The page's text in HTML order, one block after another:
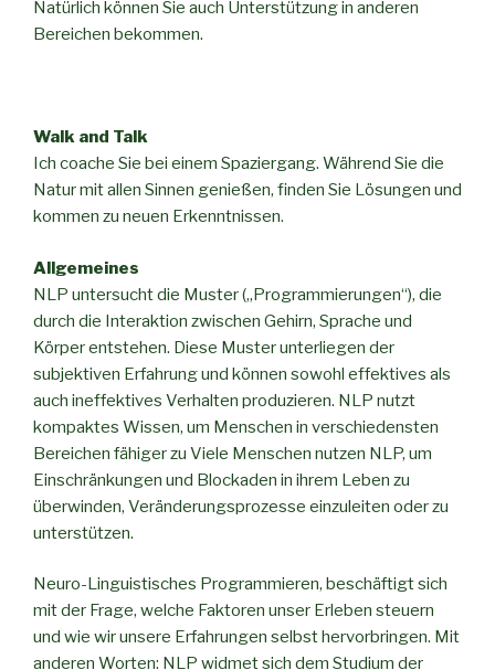
Natürlich können Sie auch Unterstützung in anderen
Bereichen bekommen.
Walk and Talk
Ich coache Sie bei einem Spaziergang. Während Sie die
Natur mit allen Sinnen genießen, finden Sie Lösungen und
kommen zu neuen Erkenntnissen.
Allgemeines
NLP untersucht die Muster („Programmierungen“), die
durch die Interaktion zwischen Gehirn, Sprache und
Körper entstehen. Diese Muster unterliegen der
subjektiven Erfahrung und können sowohl effektives als
auch ineffektives Verhalten produzieren. NLP nutzt
kompaktes Wissen, um Menschen in verschiedensten
Bereichen fähiger zu Viele Menschen nutzen NLP, um
Einschränkungen und Blockaden in ihrem Leben zu
überwinden, Veränderungsprozesse einzuleiten oder zu
unterstützen.
Neuro-Linguistisches Programmieren, beschäftigt sich
mit der Frage, welche Faktoren unser Erleben steuern
und wie wir unsere Erfahrungen selbst hervorbringen. Mit
anderen Worten: NLP widmet sich dem Studium der